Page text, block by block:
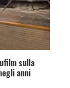
sulla
anni